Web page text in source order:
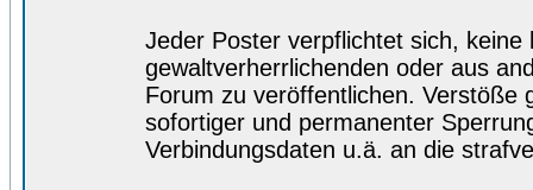
Jeder Poster verpflichtet sich,
gewaltverherrlichenden oder aus
Forum zu veröffentlichen. Verstöße
sofortiger und permanenter
Verbindungsdaten u.ä. an die